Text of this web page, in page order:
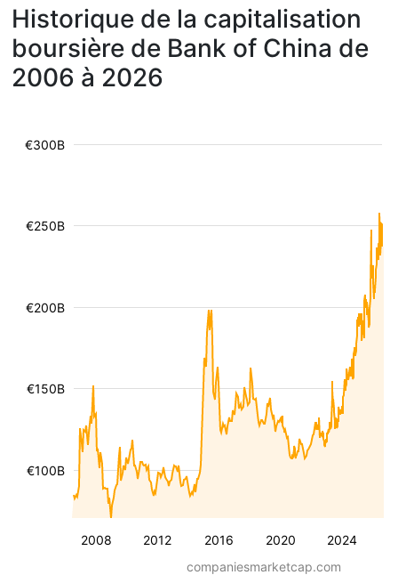
Historique de la capitalisation
boursière de Bank of China de
2006 à 2026
2008 2012 2016 2020 2024
€100B
€150B
€200B
€250B
€300B
companiesmarketcap.com